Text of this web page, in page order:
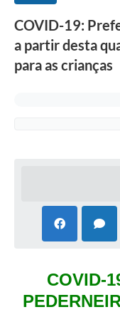
COVID-19:
a partir desta
para as crianças
COVID-